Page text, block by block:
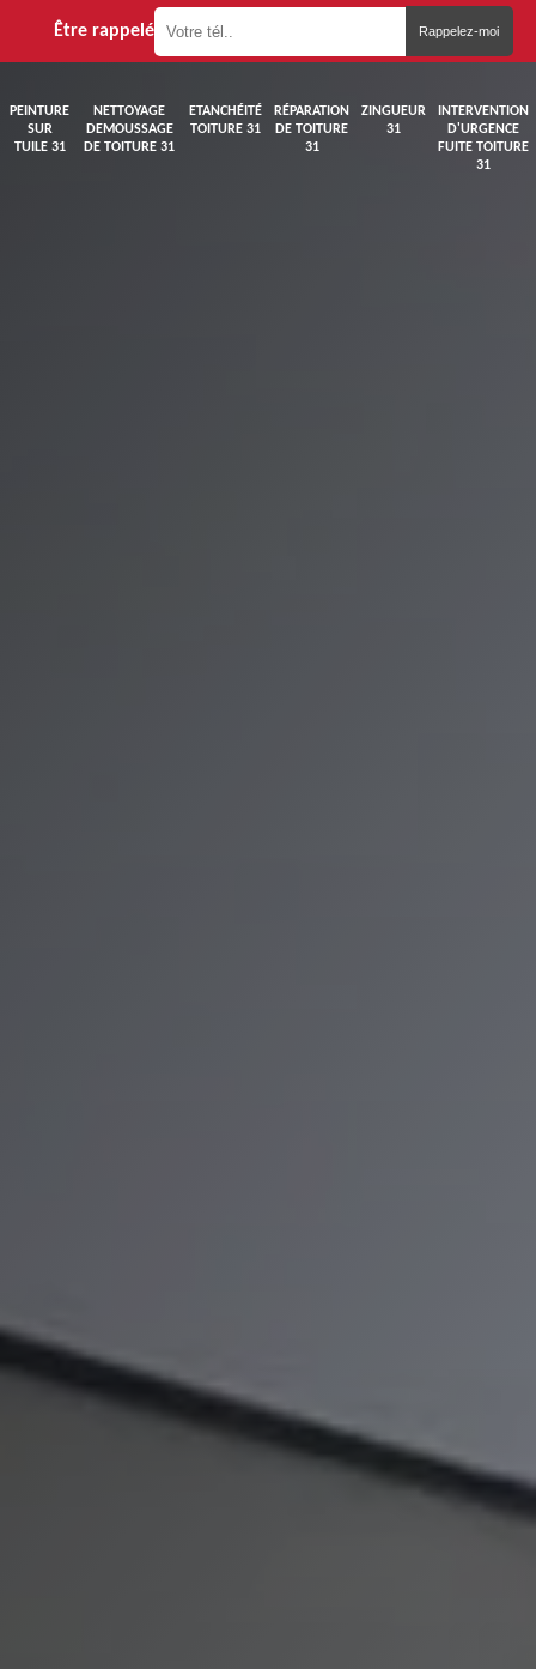
Être rappelé
PEINTURE
SUR
TUILE 31
NETTOYAGE
DEMOUSSAGE
DE TOITURE 31
ETANCHÉITÉ
TOITURE 31
RÉPARATION
DE TOITURE
31
ZINGUEUR
31
INTERVENTION
D'URGENCE
FUITE TOITURE
31